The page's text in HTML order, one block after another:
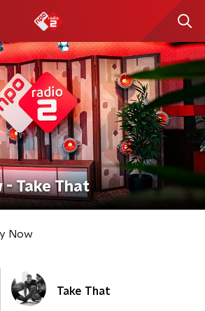
- Take That
Now
Take That